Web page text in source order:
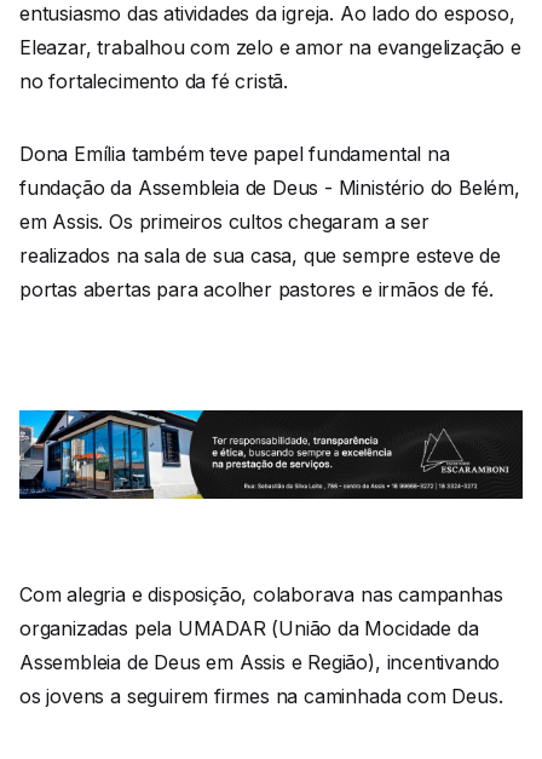
entusiasmo das atividades da igreja. Ao lado do esposo,
Eleazar, trabalhou com zelo e amor na evangelização e
no fortalecimento da fé cristã.
Dona Emília também teve papel fundamental na
fundação da Assembleia de Deus - Ministério do Belém,
em Assis. Os primeiros cultos chegaram a ser
realizados na sala de sua casa, que sempre esteve de
portas abertas para acolher pastores e irmãos de fé.
Com alegria e disposição, colaborava nas campanhas
organizadas pela UMADAR (União da Mocidade da
Assembleia de Deus em Assis e Região), incentivando
os jovens a seguirem firmes na caminhada com Deus.